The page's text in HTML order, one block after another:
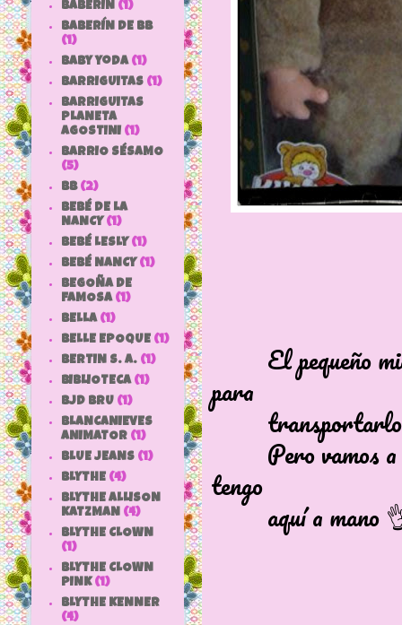
El pequeño
para
Pero vamos a
tengo
aquí a mano
BABERÍN (1)
BABERÍN DE BB
(1)
baby yoda (1)
BARRIGUITAS (1)
BARRIGUITAS
PLANETA
AGOSTINI (1)
BARRIO SÉSAMO
(5)
bb (2)
BEBÉ DE LA
NANCY (1)
BEBÉ LESLY (1)
BEBÉ NANCY (1)
BEGOÑA DE
FAMOSA (1)
BELLA (1)
BELLE EPOQUE (1)
BERTIN S. A. (1)
BIBLIOTECA (1)
BJD BRU (1)
BLANCANIEVES
ANIMATOR (1)
BLUE JEANS (1)
BLYTHE (4)
BLYTHE ALLISON
KATZMAN (4)
BLYTHE CLOWN
(1)
BLYTHE CLOWN
PINK (1)
BLYTHE KENNER
(4)